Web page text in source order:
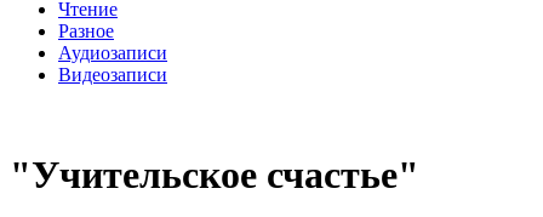
Чтение
Разное
Аудиозаписи
Видеозаписи
"Учительское счастье"